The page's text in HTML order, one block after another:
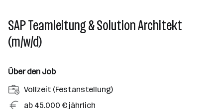
SAP Teamleitung & Solution Architekt
(m/w/d)
Über den Job
A
n
Vollzeit (Festanstellung)
G
ab 45.000 € jährlich